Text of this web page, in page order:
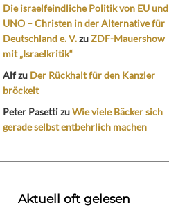
Die israelfeindliche Politik von EU und
UNO – Christen in der Alternative für
Deutschland e. V.zuZDF-Mauershow
mit „Israelkritik“
Alfzu Der Rückhalt für den Kanzler
bröckelt
Peter PasettizuWie viele Bäcker sich
gerade selbst entbehrlich machen
Aktuell oft gelesen